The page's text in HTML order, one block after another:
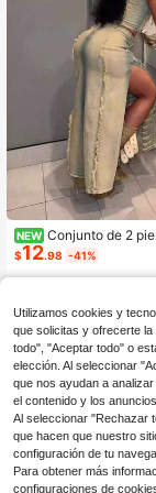
NEW Conjunto de 2
para mujer diseño
a Y2K, chaleco sexy
o con falda de denim
$12.98 -41%
Utilizamos cookies y
que solicitas y ofrecerte
todo", "Aceptar todo" o
elección. Al seleccionar
que nos ayudan a
el contenido y los
Al seleccionar "Rechazar
que hacen que nuestro
configuración de tu
Para obtener más
configuraciones de